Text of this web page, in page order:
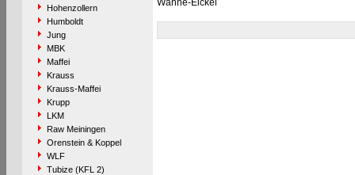
Hohenzollern
Humboldt
Jung
MBK
Maffei
Krauss
Krauss-Maffei
Krupp
LKM
Raw Meiningen
Orenstein & Koppel
WLF
Tubize (KFL 2)
Wanne-Eickel